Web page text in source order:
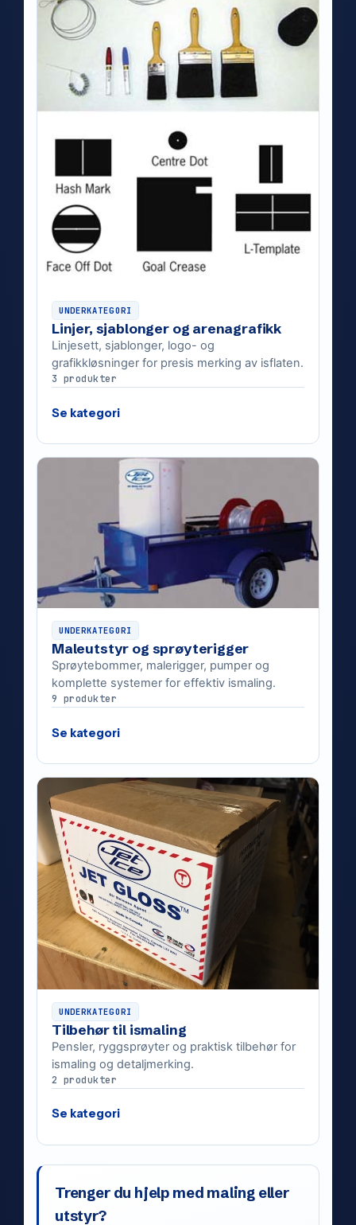
UNDERKATEGORI
Linjer, sjablonger og arenagrafikk
Linjesett, sjablonger, logo- og
grafikkløsninger for presis merking av isflaten.
3 produkter
Se kategori
UNDERKATEGORI
Maleutstyr og sprøyterigger
Sprøytebommer, malerigger, pumper og
komplette systemer for effektiv ismaling.
9 produkter
Se kategori
UNDERKATEGORI
Tilbehør til ismaling
Pensler, ryggsprøyter og praktisk tilbehør for
ismaling og detaljmerking.
2 produkter
Se kategori
Trenger du hjelp med maling eller
utstyr?